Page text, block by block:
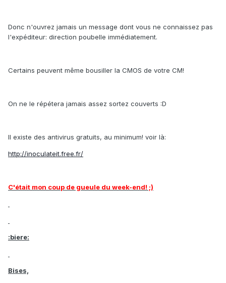
Donc n'ouvrez jamais un message dont vous ne connaissez pas
l'expéditeur: direction poubelle immédiatement.
Certains peuvent même bousiller la CMOS de votre CM!
On ne le répétera jamais assez sortez couverts :D
Il existe des antivirus gratuits, au minimum! voir là:
http://inoculateit.free.fr/
C'était mon coup de gueule du week-end! ;)
:biere:
Bises,